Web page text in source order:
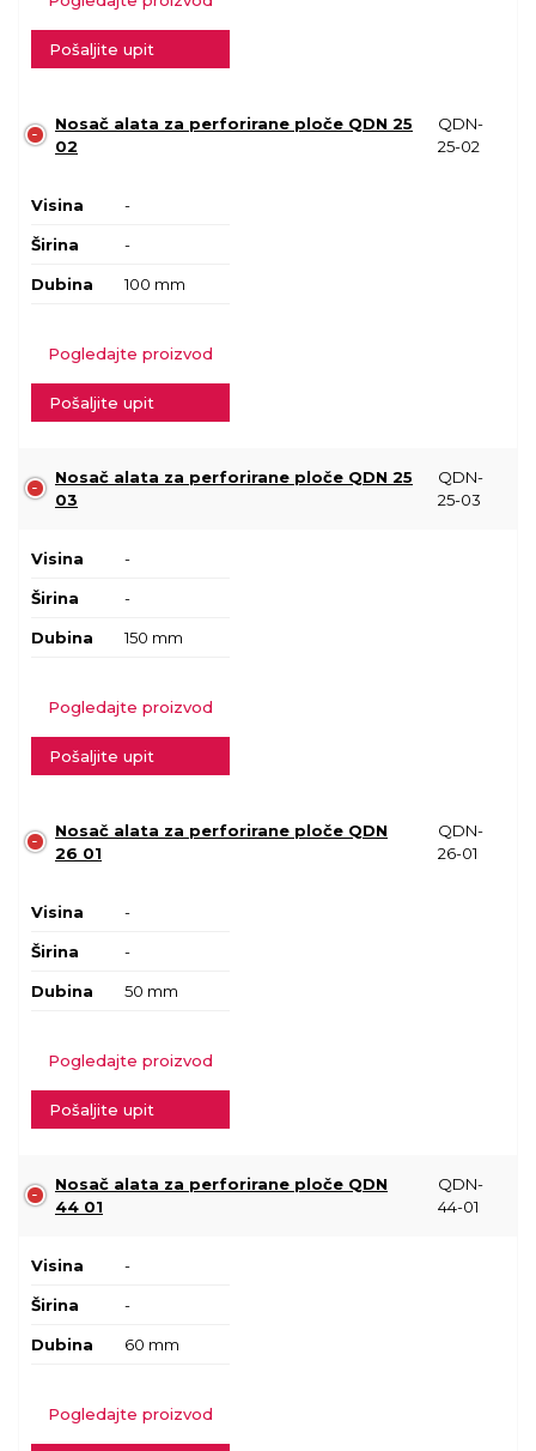
Pošaljite upit
Nosač alata za perforirane ploče QDN 25
02
QDN-
25-02
Visina -
Širina -
Dubina 100 mm
Pogledajte proizvod
Pošaljite upit
Nosač alata za perforirane ploče QDN 25
03
QDN-
25-03
Visina -
Širina -
Dubina 150 mm
Pogledajte proizvod
Pošaljite upit
Nosač alata za perforirane ploče QDN
26 01
QDN-
26-01
Visina -
Širina -
Dubina 50 mm
Pogledajte proizvod
Pošaljite upit
Nosač alata za perforirane ploče QDN
44 01
QDN-
44-01
Visina -
Širina -
Dubina 60 mm
Pogledajte proizvod